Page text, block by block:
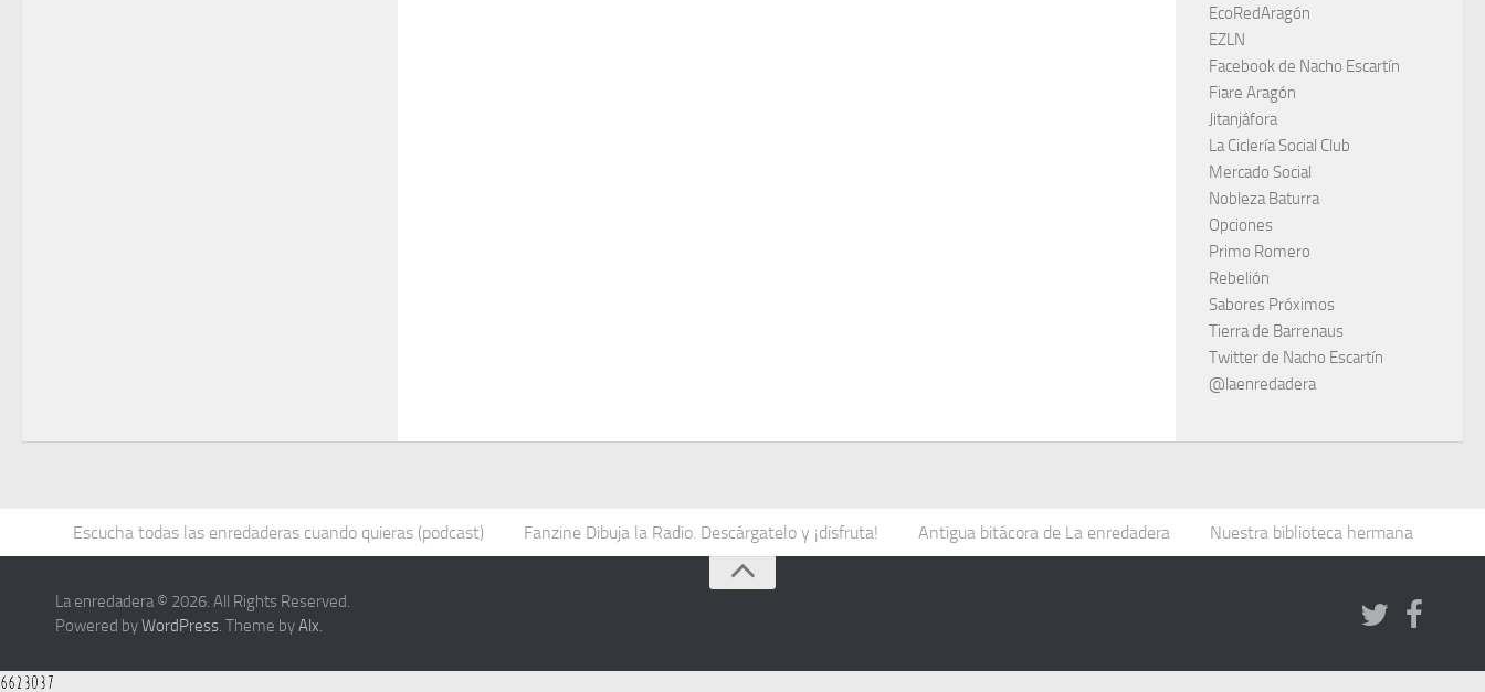
EcoRedAragón
EZLN
Facebook de Nacho Escartín
Fiare Aragón
Jitanjáfora
La Ciclería Social Club
Mercado Social
Nobleza Baturra
Opciones
Primo Romero
Rebelión
Sabores Próximos
Tierra de Barrenaus
Twitter de Nacho Escartín
@laenredadera
Escucha todas las enredaderas cuando quieras (podcast) Fanzine Dibuja la Radio. Descárgatelo y ¡disfruta! Antigua bitácora de La enredadera Nuestra biblioteca hermana
La enredadera © 2026. All Rights Reserved.
Powered byWordPress. Theme byAlx.